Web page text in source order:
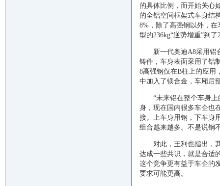
的具体比例，而开始关心
的全铝空间框架式车身结
8%，除了高强钢以外，
型的236kg“逆势增重”到了
新一代奥迪A8采用铝
铸件，车身表面采用了铝
8高强钢仅在B柱上的应用
中加入了镁合金，车厢后
“未来铝在整个车身
身，现在国内很多车企也
接。上车身用钢，下车身
组合越来越多。不是说钢
对此，王利也指出，
达成一些共识，就是合适
这个竞争更有益于车企的
要求可能更高。